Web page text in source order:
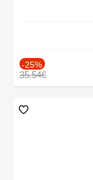
-25%
35.54€